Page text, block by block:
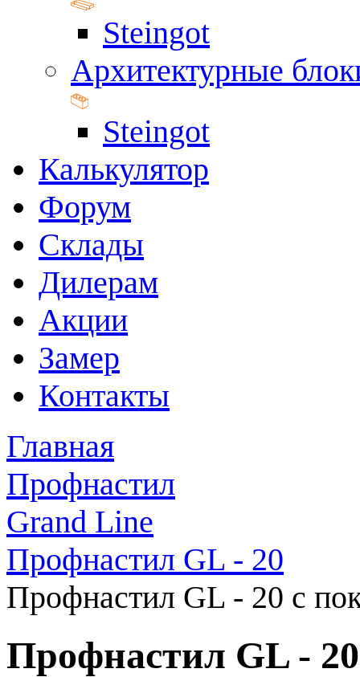
Steingot
Архитектурные
Steingot
Калькулятор
Форум
Склады
Дилерам
Акции
Замер
Контакты
Главная
Профнастил
Grand Line
Профнастил GL - 20
Профнастил GL - 20 с
Профнастил GL -